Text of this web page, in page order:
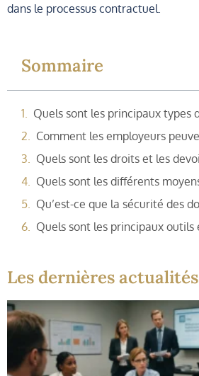
dans le processus contractuel.
Sommaire
Les dernières actualités